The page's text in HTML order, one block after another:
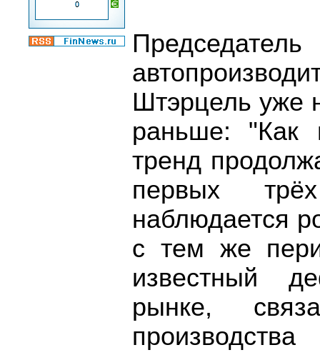
Штэрцель уже
раньше: "Как
тренд
первых
наблюдается
с тем же
известный
рынке,